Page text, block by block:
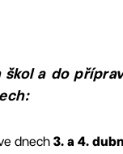
a do
dnech3. a 4.